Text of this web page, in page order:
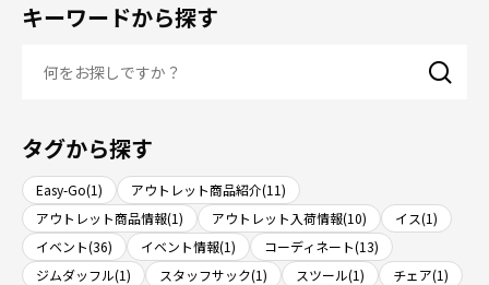
キーワードから探す
タグから探す
Easy-Go(1)
アウトレット商品紹介(11)
アウトレット商品情報(1)
アウトレット入荷情報(10)
イス(1)
イベント(36)
イベント情報(1)
コーディネート(13)
ジムダッフル(1)
スタッフサック(1) スツール(1)
チェア(1)